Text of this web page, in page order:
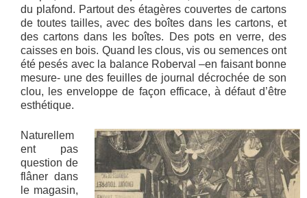
du plafond. Partout des étagères couvertes de cartons
de toutes tailles, avec des boîtes dans les cartons, et
des cartons dans les boîtes. Des pots en verre, des
caisses en bois. Quand les clous, vis ou semences ont
été pesés avec la balance Roberval –en faisant bonne
mesure- une des feuilles de journal décrochée de son
clou, les enveloppe de façon efficace, à défaut d’être
esthétique.
Naturellem
ent pas
question de
flâner dans
le magasin,